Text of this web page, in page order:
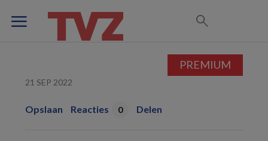
21 SEP 2022
Opslaan Reacties 0 Delen
PREMIUM